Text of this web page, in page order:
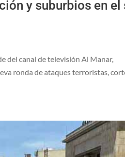
y suburbios en el
del canal de televisión Al Manar,
ronda de ataques terroristas,